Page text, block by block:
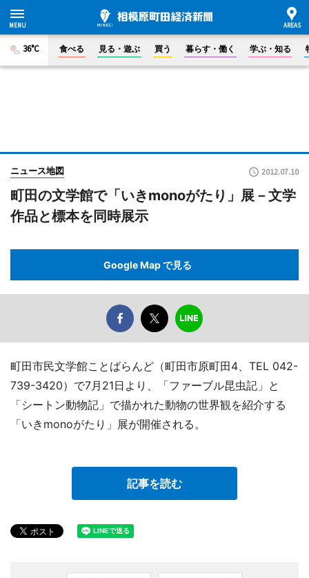
36°C 食べる 見る・遊ぶ 買う 暮らす・働く 学ぶ・知る
ニュース地図 2012.07.10
町田の文学館で「いきmonoがたり」展－文学
作品と標本を同時展示
Google Map で見る
町田市民文学館ことばらんど（町田市原町田4、TEL 042-
739-3420）で7月21日より、「ファーブル昆虫記」と
「シートン動物記」で描かれた動物の世界観を紹介する
「いきmonoがたり」展が開催される。
記事を読む